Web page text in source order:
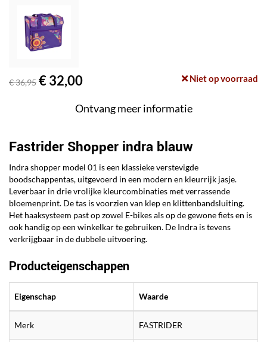
€ 36,95 € 32,00 Niet op voorraad
Ontvang meer informatie
Fastrider Shopper indra blauw
Indra shopper model 01 is een klassieke verstevigde
boodschappentas, uitgevoerd in een modern en kleurrijk jasje.
Leverbaar in drie vrolijke kleurcombinaties met verrassende
bloemenprint. De tas is voorzien van klep en klittenbandsluiting.
Het haaksysteem past op zowel E-bikes als op de gewone fiets en is
ook handig op een winkelkar te gebruiken. De Indra is tevens
verkrijgbaar in de dubbele uitvoering.
Producteigenschappen
Eigenschap Waarde
Merk FASTRIDER